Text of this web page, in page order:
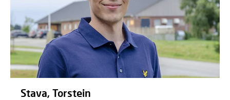
Stava, Torstein